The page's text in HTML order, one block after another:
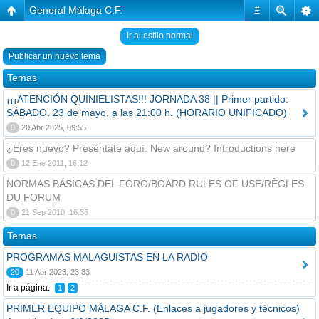
#
General Málaga C.F.
Ir al estilo normal
Publicar un nuevo tema
Temas
¡¡¡ATENCIÓN QUINIELISTAS!!! JORNADA 38 || Primer partido:
SÁBADO, 23 de mayo, a las 21:00 h. (HORARIO UNIFICADO)
0 20 Abr 2025, 09:55
¿Eres nuevo? Preséntate aquí. New around? Introductions here
0 12 Ene 2011, 16:12
NORMAS BÁSICAS DEL FORO/BOARD RULES OF USE/RÈGLES
DU FORUM
0 21 Sep 2010, 16:36
Temas
PROGRAMAS MALAGUISTAS EN LA RADIO
20 11 Abr 2023, 23:33
Ir a página: 1 2
PRIMER EQUIPO MÁLAGA C.F. (Enlaces a jugadores y técnicos)